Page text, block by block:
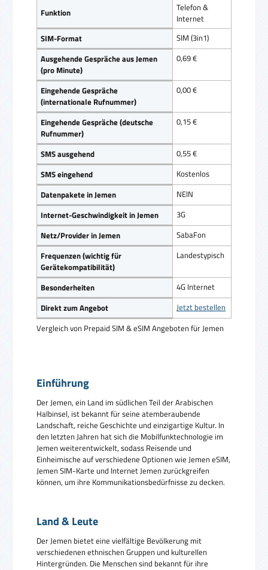
Vergleich von Prepaid SIM & eSIM Angeboten für Jemen
Funktion
Telefon &
Internet
SIM-Format
SIM (3in1)
Ausgehende Gespräche aus Jemen
(pro Minute)
0,69 €
Eingehende Gespräche
(internationale Rufnummer)
0,00 €
Eingehende Gespräche (deutsche
Rufnummer)
0,15 €
SMS ausgehend
0,55 €
SMS eingehend
Kostenlos
Datenpakete in Jemen
NEIN
Internet-Geschwindigkeit in Jemen
3G
Netz/Provider in Jemen
SabaFon
Frequenzen (wichtig für
Gerätekompatibilität)
Landestypisch
Besonderheiten
4G Internet
Direkt zum Angebot
Jetzt bestellen
Einführung
Der Jemen, ein Land im südlichen Teil der Arabischen
Halbinsel, ist bekannt für seine atemberaubende
Landschaft, reiche Geschichte und einzigartige Kultur. In
den letzten Jahren hat sich die Mobilfunktechnologie im
Jemen weiterentwickelt, sodass Reisende und
Einheimische auf verschiedene Optionen wie Jemen eSIM,
Jemen SIM-Karte und Internet Jemen zurückgreifen
können, um ihre Kommunikationsbedürfnisse zu decken.
Land & Leute
Der Jemen bietet eine vielfältige Bevölkerung mit
verschiedenen ethnischen Gruppen und kulturellen
Hintergründen. Die Menschen sind bekannt für ihre